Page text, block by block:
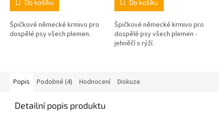
Do košíku
Špičkové německé krmivo pro
dospělé psy všech plemen.
Do košíku
Špičkové německé krmivo pro
dospělé psy všech plemen -
jehněčí s rýží.
Popis Podobné (4) Hodnocení Diskuze
Detailní popis produktu